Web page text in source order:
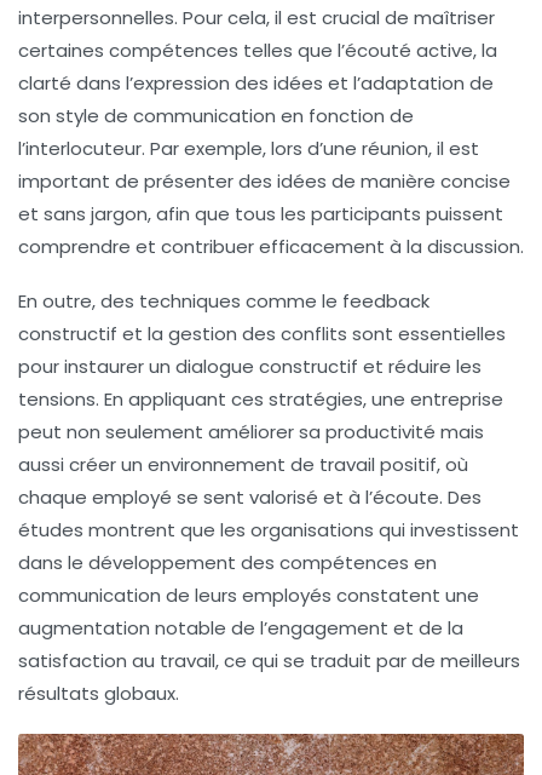
interpersonnelles. Pour cela, il est crucial de maîtriser
certaines compétences telles que l’écouté active, la
clarté dans l’expression des idées et l’adaptation de
son style de communication en fonction de
l’interlocuteur. Par exemple, lors d’une réunion, il est
important de présenter des idées de manière concise
et sans jargon, afin que tous les participants puissent
comprendre et contribuer efficacement à la discussion.
En outre, des techniques comme le feedback
constructif et la gestion des conflits sont essentielles
pour instaurer un dialogue constructif et réduire les
tensions. En appliquant ces stratégies, une entreprise
peut non seulement améliorer sa productivité mais
aussi créer un environnement de travail positif, où
chaque employé se sent valorisé et à l’écoute. Des
études montrent que les organisations qui investissent
dans le développement des compétences en
communication de leurs employés constatent une
augmentation notable de l’engagement et de la
satisfaction au travail, ce qui se traduit par de meilleurs
résultats globaux.